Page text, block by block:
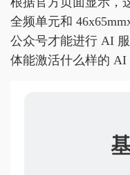
全频单元和
公众号才能进行 AI
体能激活什么样的 AI